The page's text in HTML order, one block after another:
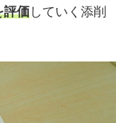
評価していく添削